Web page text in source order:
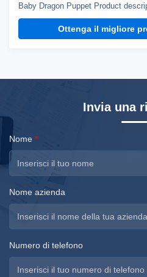
Baby Dragon Puppet Product
dinosaur puppet weights about 3kg,
open mouth and roar, control by
choose silicone skin or fabric skin,
Ottenga il migliore
Invia una
Nome *
Nome azienda
Numero di telefono